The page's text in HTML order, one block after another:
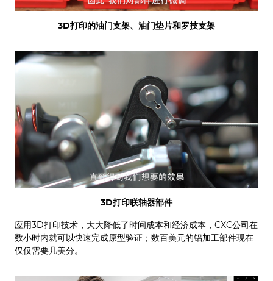
3D打印的油门支架、油门垫片和罗技支架
3D打印联轴器部件
应用3D打印技术，大大降低了时间成本和经济成本，CXC公司在
数小时内就可以快速完成原型验证；数百美元的铝加工部件现在
仅仅需要几美分。